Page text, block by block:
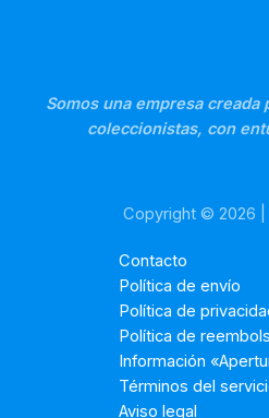
Somos una empresa
coleccionistas, con
Copyright © 2026 |
Contacto
Política de envío
Política de
Política de
Información
Términos del
Aviso legal